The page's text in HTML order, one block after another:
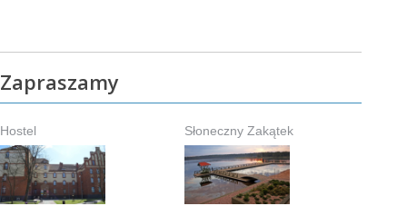
Zapraszamy
Hostel Słoneczny Zakątek